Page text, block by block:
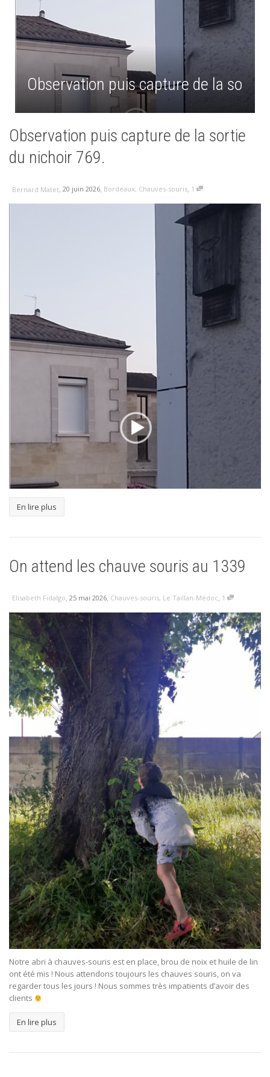
Observation puis capture de la
Observation puis capture de la sortie
du nichoir 769.
Bernard Matet, 20 juin 2026, Bordeaux, Chauves-souris, 1
En lire plus
On attend les chauve souris au 1339
Elisabeth Fidalgo, 25 mai 2026, Chauves-souris, Le Taillan-Médoc, 1
Notre abri à chauves-souris est en place, brou de noix et huile de lin
ont été mis ! Nous attendons toujours les chauves souris, on va
regarder tous les jours ! Nous sommes très impatients d’avoir des
clients
En lire plus